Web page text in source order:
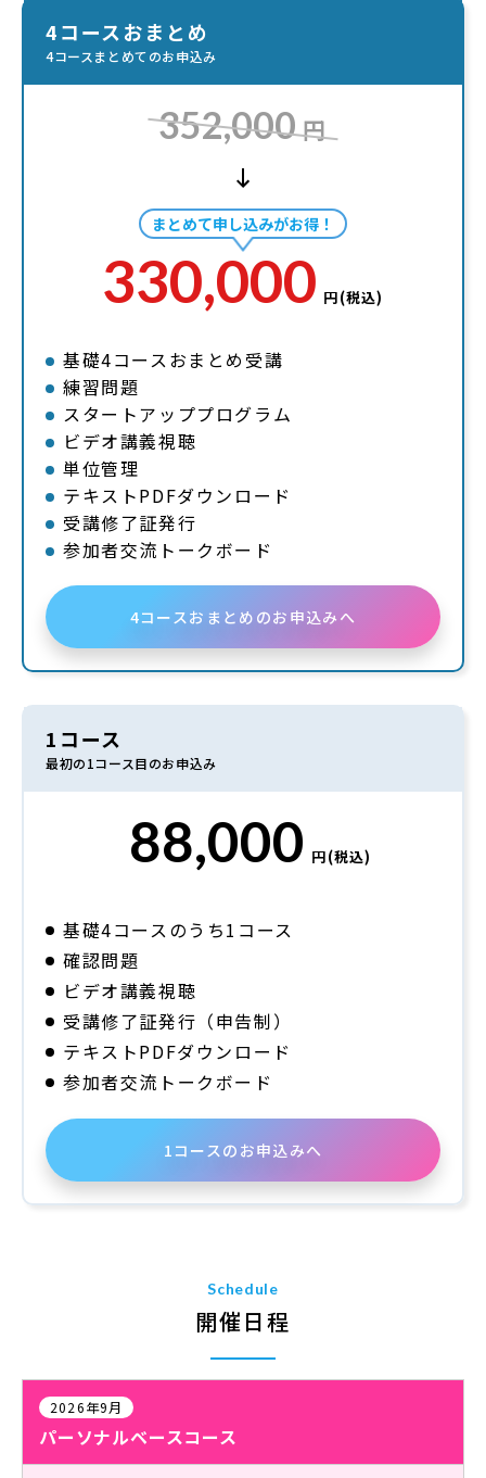
4コースおまとめ
4コースまとめてのお申込み
352,000 円
まとめて申し込みがお得！
330,000 円(税込)
基礎4コースおまとめ受講
練習問題
スタートアッププログラム
ビデオ講義視聴
単位管理
テキストPDFダウンロード
受講修了証発行
参加者交流トークボード
4コースおまとめのお申込みへ
1コース
最初の1コース目のお申込み
88,000 円(税込)
基礎4コースのうち1コース
確認問題
ビデオ講義視聴
受講修了証発行（申告制）
テキストPDFダウンロード
参加者交流トークボード
1コースのお申込みへ
Schedule
開催日程
2026年9月
パーソナルベースコース